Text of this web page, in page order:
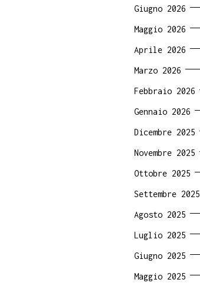
Giugno 2026
Maggio 2026
Aprile 2026
Marzo 2026
Febbraio 2026
Gennaio 2026
Dicembre 2025
Novembre 2025
Ottobre 2025
Settembre 2025
Agosto 2025
Luglio 2025
Giugno 2025
Maggio 2025